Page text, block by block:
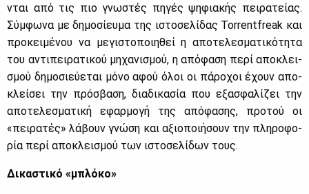
νται από τις πιο γνω­στές πη­γές ψη­φια­κής πει­ρα­τεί­ας.
Σύμ­φω­να με δη­μο­σί­ευ­μα της ιστο­σε­λί­δας Torrentfreak και
προ­κει­μέ­νου να με­γι­στο­ποι­η­θεί η απο­τε­λε­σμα­τι­κό­τη­τα
του αντι­πει­ρα­τι­κού μη­χα­νι­σμού, η από­φα­ση πε­ρί απο­κλει­
σμού δη­μο­σιεύ­ε­ται μό­νο αφού όλοι οι πά­ρο­χοι έχουν απο­
κλεί­σει την πρό­σβα­ση, δια­δι­κα­σία που εξα­σφα­λί­ζει την
απο­τε­λε­σμα­τι­κή εφαρ­μο­γή της από­φα­σης, προ­τού οι
«πει­ρα­τές» λά­βουν γνώ­ση και αξιο­ποι­ή­σουν την πλη­ρο­φο­
ρία πε­ρί απο­κλει­σμού των ιστο­σε­λί­δων τους.
Δι­κα­στι­κό «μπλό­κο»